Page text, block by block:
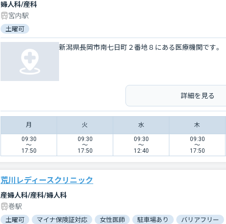
婦人科/産科
宮内駅
土曜可
新潟県長岡市南七日町２番地８にある医療機関です。
詳細を見る
月 火 水 木
09:30
〜
17:50
09:30
〜
17:50
09:30
〜
12:40
09:30
〜
17:50
荒川レディースクリニック
産婦人科/産科/婦人科
巻駅
土曜可 マイナ保険証対応 女性医師 駐車場あり バリアフリー